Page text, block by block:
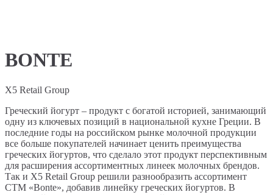
BONTE
X5 Retail Group
Греческий йогурт – продукт с богатой историей, занимающий
одну из ключевых позиций в национальной кухне Греции. В
последние годы на российском рынке молочной продукции
все больше покупателей начинает ценить преимущества
греческих йогуртов, что сделало этот продукт перспективным
для расширения ассортиментных линеек молочных брендов.
Так и X5 Retail Group решили разнообразить ассортимент
СТМ «Bonte», добавив линейку греческих йогуртов. В